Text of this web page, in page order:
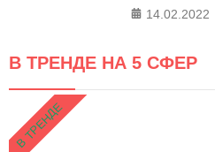
14.02.2022
В ТРЕНДЕ НА 5 СФЕР
В ТРЕНДЕ